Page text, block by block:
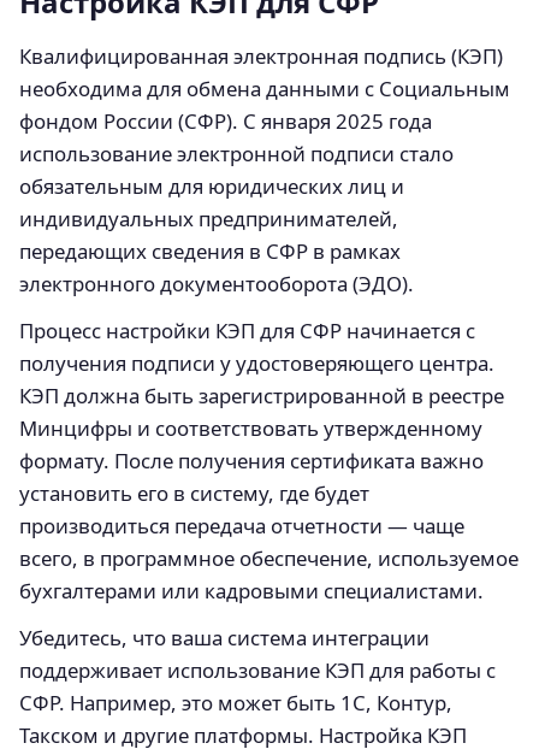
Квалифицированная электронная подпись (КЭП)
необходима для обмена данными с Социальным
фондом России (СФР). С января 2025 года
использование электронной подписи стало
обязательным для юридических лиц и
индивидуальных предпринимателей,
передающих сведения в СФР в рамках
электронного документооборота (ЭДО).
Процесс настройки КЭП для СФР начинается с
получения подписи у удостоверяющего центра.
КЭП должна быть зарегистрированной в реестре
Минцифры и соответствовать утвержденному
формату. После получения сертификата важно
установить его в систему, где будет
производиться передача отчетности — чаще
всего, в программное обеспечение, используемое
бухгалтерами или кадровыми специалистами.
Убедитесь, что ваша система интеграции
поддерживает использование КЭП для работы с
СФР. Например, это может быть 1С, Контур,
Такском и другие платформы. Настройка КЭП